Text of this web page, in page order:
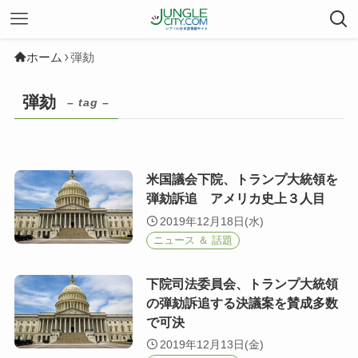
ホーム 弾劾
弾劾 – tag –
米国議会下院、トランプ大統領を
弾劾訴追 アメリカ史上３人目
2019年12月18日(水)
ニュース ＆ 話題
下院司法委員会、トランプ大統領
の弾劾訴追する決議案を賛成多数
で可決
2019年12月13日(金)